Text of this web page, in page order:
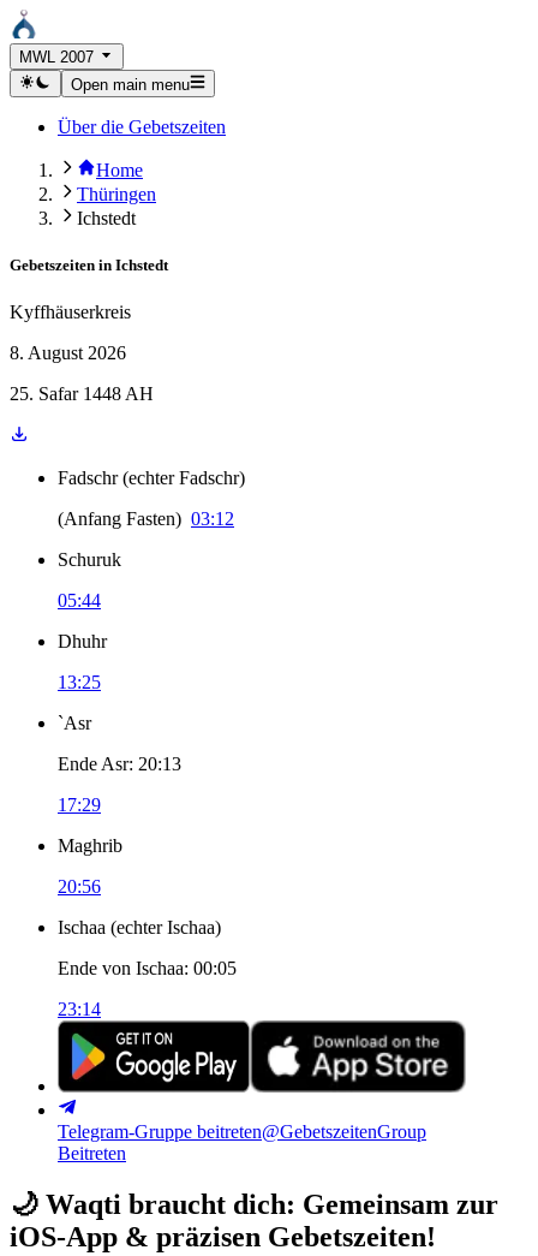
MWL 2007
Open main menu
Über die Gebetszeiten
Home
Thüringen
Ichstedt
Gebetszeiten in Ichstedt
Kyffhäuserkreis
8. August 2026
25. Safar 1448 AH
Fadschr (echter Fadschr)
(Anfang Fasten) 03:12
Schuruk
05:44
Dhuhr
13:25
`Asr
Ende Asr: 20:13
17:29
Maghrib
20:56
Ischaa (echter Ischaa)
Ende von Ischaa: 00:05
23:14
Telegram-Gruppe beitreten@GebetszeitenGroup
Beitreten
🌙 Waqti braucht dich: Gemeinsam zur
iOS-App & präzisen Gebetszeiten!